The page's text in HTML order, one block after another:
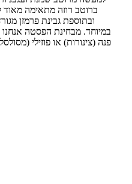
ברוטב רוזה מתאימה
ובתוספת גבינת פרמזן
במיוחד. מבחינת הפסטה
פנה (צינורות) או פוזילי